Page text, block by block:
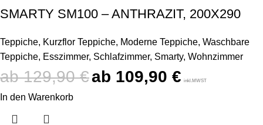
SMARTY SM100 – ANTHRAZIT, 200X290
Teppiche, Kurzflor Teppiche, Moderne Teppiche, Waschbare
Teppiche, Esszimmer, Schlafzimmer, Smarty, Wohnzimmer
129,90€ 109,90 € inkl.MWST
In den Warenkorb